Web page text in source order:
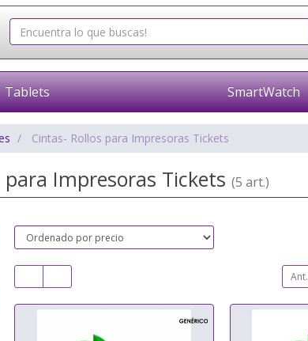
Tablets SmartWatch
Cintas- Rollos para Impresoras Tickets
para Impresoras Tickets (5 art.)
Ant.